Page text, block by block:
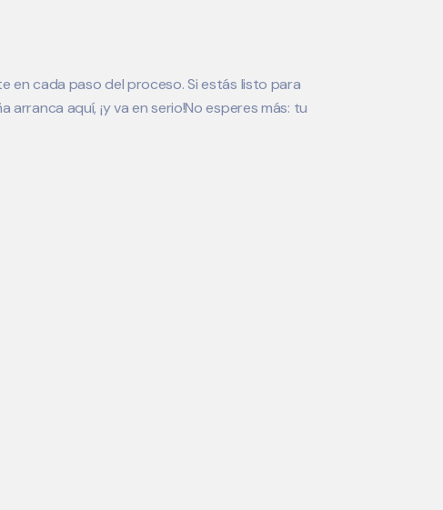
en cada paso del proceso. Si estás listo para
aquí, ¡y va en serio!No esperes más: tu